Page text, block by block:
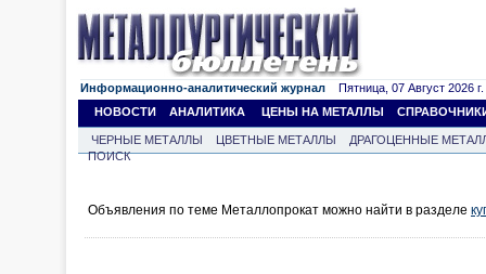
Информационно-аналитический журнал Пятница, 07 Август 2026 г.
НОВОСТИ
АНАЛИТИКА ЦЕНЫ НА МЕТАЛЛЫ
ЧЕРНЫЕ МЕТАЛЛЫ ЦВЕТНЫЕ МЕТАЛЛЫ
ДРАГОЦЕННЫЕ
ПОИСК
Объявления по теме Металлопрокат можно найти в разделе